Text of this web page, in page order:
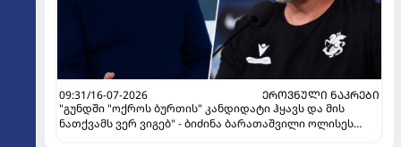
09:31/16-07-2026
ᲔᲠᲝᲕᲜᲣᲚᲘ ᲜᲐᲙᲠᲔᲑᲘ
"გუნდში "ოქროს ბურთის" კანდიდატი ჰყავს და მის
ნათქვამს ვერ ვიგებ" - ბიძინა ბარათაშვილი ოლისეს